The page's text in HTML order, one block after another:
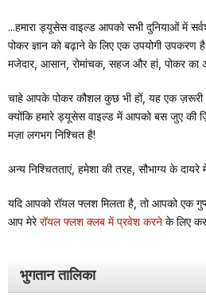
...हमारा ड्यूसेस वाइल्ड आपको सभी दुनियाओं में
पोकर ज्ञान को बढ़ाने के लिए एक उपयोगी
मजेदार, आसान, रोमांचक, सहज और हां, पोकर का
चाहे आपके पोकर कौशल कुछ भी हों, यह एक
क्योंकि हमारे ड्यूसेस वाइल्ड में आपको बस जुए की
मज़ा लगभग निश्चित है!
अन्य निश्चितताएं, हमेशा की तरह, सौभाग्य के दायरे
यदि आपको रॉयल फ्लश मिलता है, तो आपको एक
आप मेरेरॉयल फ्लश क्लब में प्रवेश करने के लिए
भुगतान तालिका